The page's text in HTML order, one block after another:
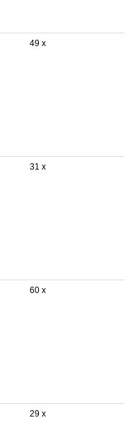
49 x
31 x
60 x
29 x